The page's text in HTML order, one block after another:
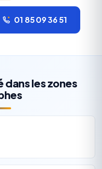
01 85 09 36 51
les zones